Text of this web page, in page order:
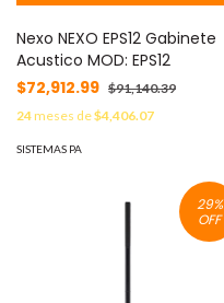
Nexo NEXO EPS12 Gabinete
Acustico MOD: EPS12
$72,912.99 $91,140.39
24meses de$4,406.07
SISTEMAS PA
29%
OFF